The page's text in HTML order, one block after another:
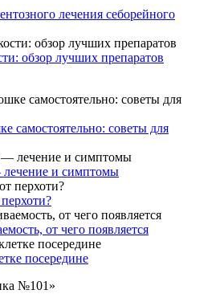
лечения себорейного
обзор лучших препаратов
самостоятельно: советы для
и симптомы
от чего появляется
посередине
№101»